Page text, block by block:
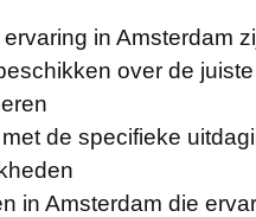
in Amsterdam
over de
de specifieke
in Amsterdam die